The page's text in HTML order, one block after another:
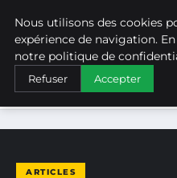
ACCUEIL POLITIQUES
ARTICLES
Nous utilisons des cookies
expérience de navigation.
notre politique de
Refuser Accepter